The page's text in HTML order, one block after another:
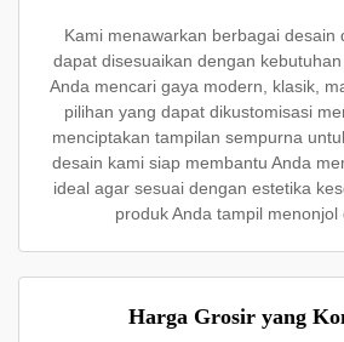
Kami menawarkan berbagai desain
dapat disesuaikan dengan
Anda mencari gaya modern, klasik,
pilihan yang dapat dikustomisasi
menciptakan tampilan sempurna
desain kami siap membantu Anda
ideal agar sesuai dengan estetika
produk Anda tampil menonjol
Harga Grosir yang